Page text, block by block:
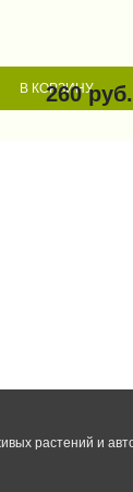
В КОРЗИНУ
260 руб.